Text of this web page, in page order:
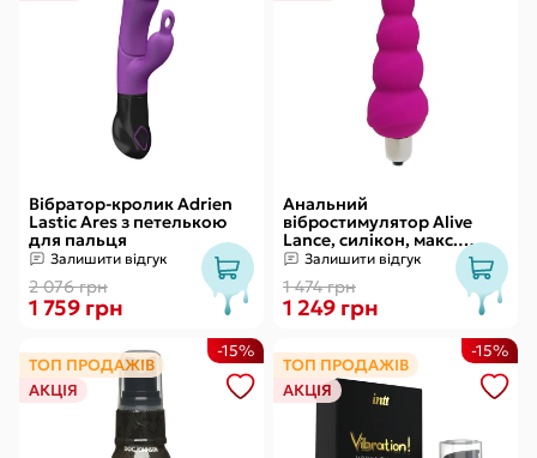
Вібратор-кролик Adrien
Lastic Ares з петелькою
для пальця
Залишити відгук
2 076 грн
1 759 грн
Анальний
вібростимулятор Alive
Lance, силікон, макс.
діаметр 2,9 см
(передостання кулька)
Залишити відгук
1 474 грн
1 249 грн
ТОП ПРОДАЖІВ
АКЦІЯ
-15%
ТОП ПРОДАЖІВ
АКЦІЯ
-15%